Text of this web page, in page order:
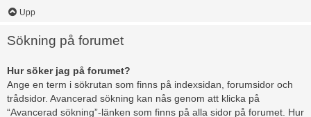
Upp
Sökning på forumet
Hur söker jag på forumet?
Ange en term i sökrutan som finns på indexsidan, forumsidor och
trådsidor. Avancerad sökning kan nås genom att klicka på
“Avancerad sökning”-länken som finns på alla sidor på forumet. Hur